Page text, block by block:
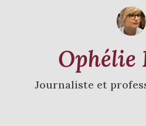
Ophélie
Journaliste et